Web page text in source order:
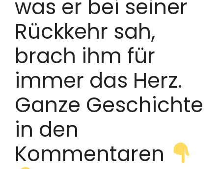
was er bei seiner
Rückkehr sah,
brach ihm für
immer das Herz.
Ganze Geschichte
in den
Kommentaren